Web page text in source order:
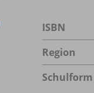
ISBN
Region
Schulform